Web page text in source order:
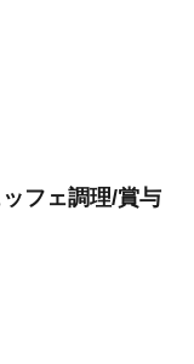
フェ調理/賞与